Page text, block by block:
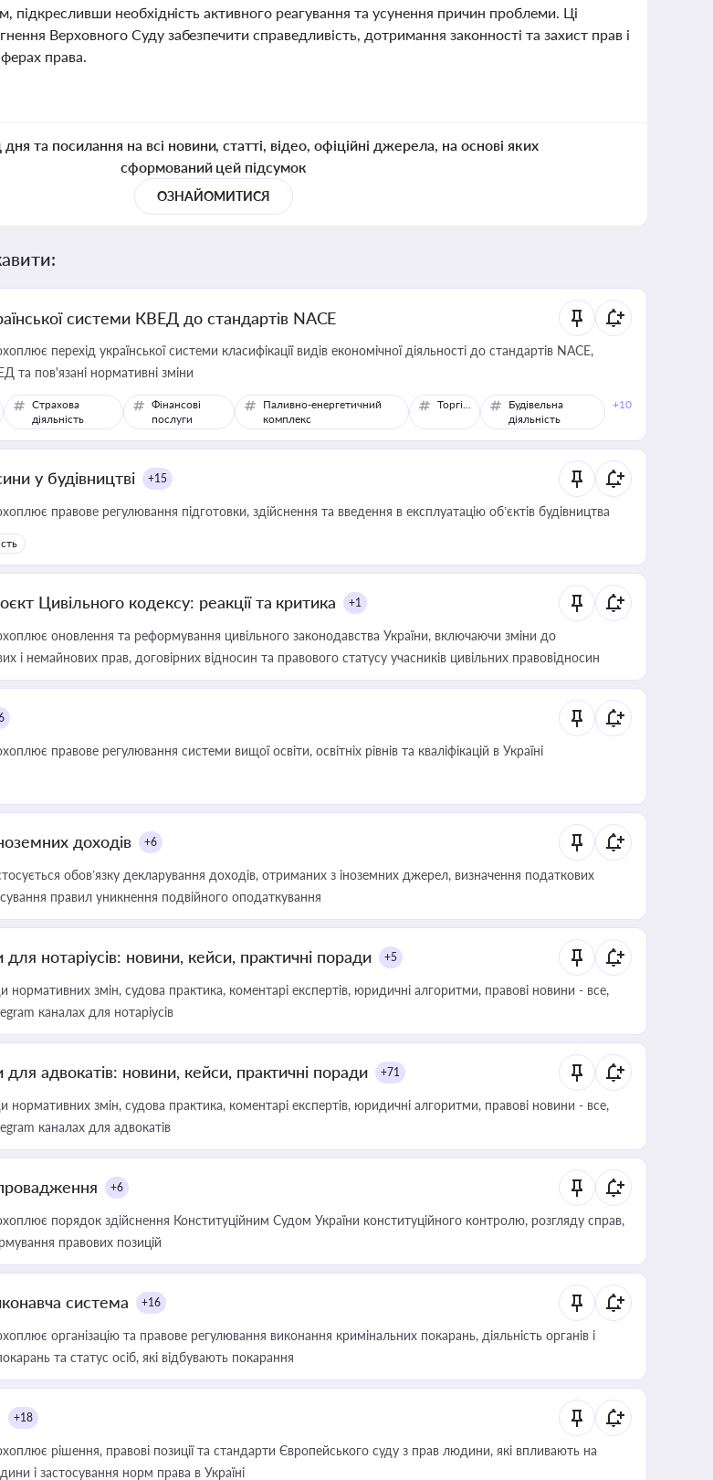
підкресливши необхідність активного реагування та усунення причин проблеми. Ці
Верховного Суду забезпечити справедливість, дотримання законності та захист прав і
права.
та посилання на всі новини, статті, відео, офіційні джерела, на основі яких
сформований цей підсумок
ОЗНАЙОМИТИСЯ
системи КВЕД до стандартів NACE
перехід української системи класифікації видів економічної діяльності до стандартів NACE,
та пов'язані нормативні зміни
Страхова
діяльність
Фінансові
послуги
Паливно-енергетичний
комплекс
Торгівля
Будівельна
діяльність
+10
у будівництві +15
правове регулювання підготовки, здійснення та введення в експлуатацію об’єктів будівництва
Цивільного кодексу: реакції та критика +1
оновлення та реформування цивільного законодавства України, включаючи зміни до
і немайнових прав, договірних відносин та правового статусу учасників цивільних правовідносин
правове регулювання системи вищої освіти, освітніх рівнів та кваліфікацій в Україні
доходів +6
обов’язку декларування доходів, отриманих з іноземних джерел, визначення податкових
правил уникнення подвійного оподаткування
нотаріусів: новини, кейси, практичні поради +5
нормативних змін, судова практика, коментарі експертів, юридичні алгоритми, правові новини - все,
каналах для нотаріусів
адвокатів: новини, кейси, практичні поради +71
нормативних змін, судова практика, коментарі експертів, юридичні алгоритми, правові новини - все,
каналах для адвокатів
+6
порядок здійснення Конституційним Судом України конституційного контролю, розгляду справ,
правових позицій
система +16
організацію та правове регулювання виконання кримінальних покарань, діяльність органів і
та статус осіб, які відбувають покарання
+18
рішення, правові позиції та стандарти Європейського суду з прав людини, які впливають на
і застосування норм права в Україні